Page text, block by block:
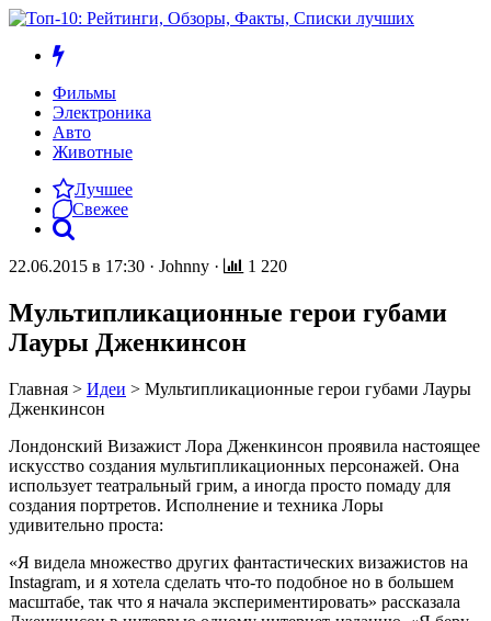
Фильмы
Электроника
Авто
Животные
Лучшее
Свежее
22.06.2015 в 17:30 · Johnny · 1 220
Мультипликационные герои губами
Лауры Дженкинсон
Главная > Идеи > Мультипликационные герои губами Лауры
Дженкинсон
Лондонский Визажист Лора Дженкинсон проявила настоящее
искусство создания мультипликационных персонажей. Она
использует театральный грим, а иногда просто помаду для
создания портретов. Исполнение и техника Лоры
удивительно проста:
«Я видела множество других фантастических визажистов на
Instagram, и я хотела сделать что-то подобное но в большем
масштабе, так что я начала экспериментировать» рассказала